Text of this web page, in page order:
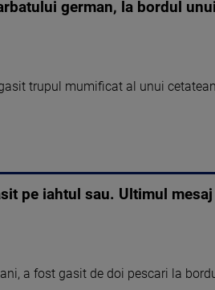
german, la bordul
trupul mumificat al unui
pe iahtul sau. Ultimul
a fost gasit de doi pescari la